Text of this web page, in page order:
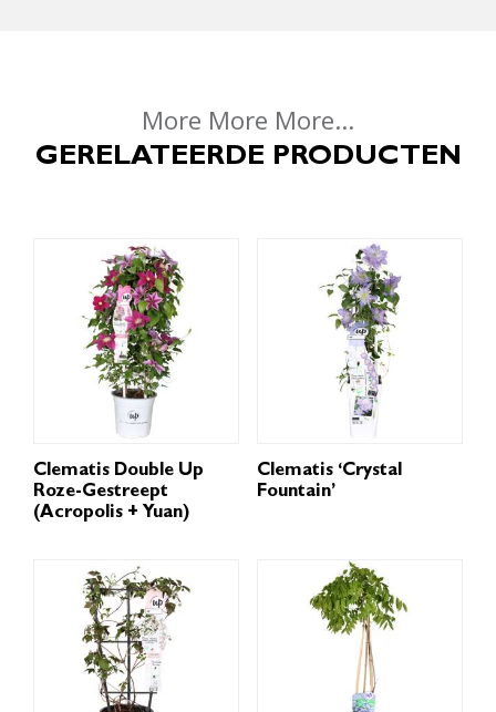
More More More...
GERELATEERDE PRODUCTEN
Clematis Double Up
Roze-Gestreept
(Acropolis + Yuan)
Clematis ‘Crystal
Fountain’